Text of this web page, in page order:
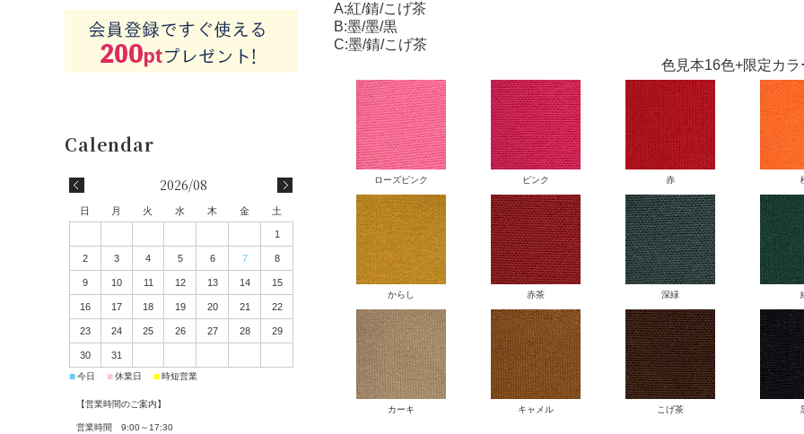
A:紅/錆/こげ茶
B:墨/墨/黒
C:墨/錆/こげ茶
色見本16色+限定カラ
ローズピンク ピンク 赤
からし 赤茶 深緑
カーキ キャメル こげ茶
2026/08
日 月 火 水 木 金 土
1
2 3 4 5 6 7 8
9 10 11 12 13 14 15
16 17 18 19 20 21 22
23 24 25 26 27 28 29
30
31
■今日 ■休業日 ■時短営業
【営業時間のご案内】
営業時間 9:00～17:30